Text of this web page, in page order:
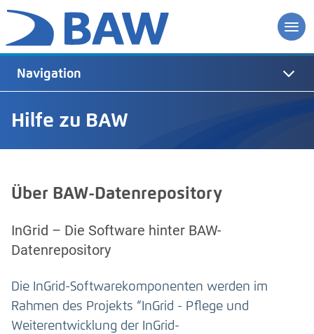
Hilfe zu BAW
Navigation
Über BAW-Datenrepository
InGrid – Die Software hinter BAW-
Datenrepository
Die InGrid-Softwarekomponenten werden im
Rahmen des Projekts “InGrid - Pflege und
Weiterentwicklung der InGrid-